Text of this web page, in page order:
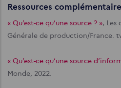
Ressources
« Qu’est-ce qu’une source ? », Les
Générale de production/France.
« Qu’est-ce qu’une source
Monde, 2022.